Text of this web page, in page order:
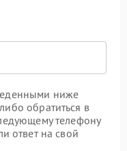
ниже
обратиться в
телефону
ответ на свой